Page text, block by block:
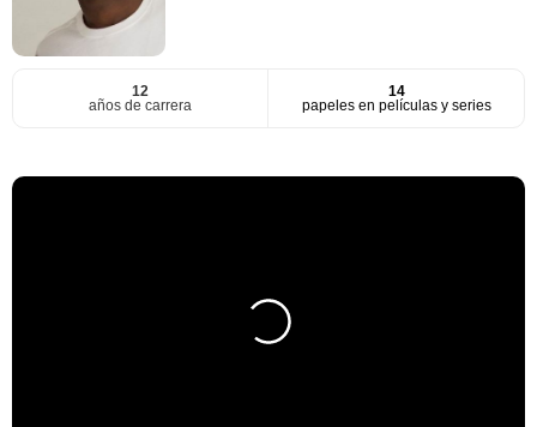
12
años de carrera
14
papeles en películas y series